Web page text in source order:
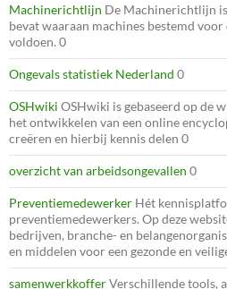
Machinerichtlijn De Machinerichtlijn
bevat waaraan machines bestemd
voldoen. 0
Ongevals statistiek Nederland 0
OSHwiki OSHwiki is gebaseerd op de
het ontwikkelen van een online
creëren en hierbij kennis delen 0
overzicht van arbeidsongevallen 0
Preventiemedewerker Hét
preventiemedewerkers. Op deze
bedrijven, branche- en
en middelen voor een gezonde en
samenwerkkofferVerschillende tools,